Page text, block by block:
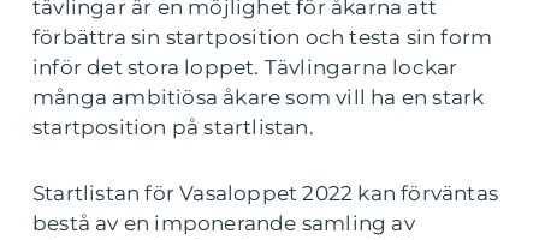
tävlingar är en möjlighet för åkarna att
förbättra sin startposition och testa sin form
inför det stora loppet. Tävlingarna lockar
många ambitiösa åkare som vill ha en stark
startposition på startlistan.
Startlistan för Vasaloppet 2022 kan förväntas
bestå av en imponerande samling av